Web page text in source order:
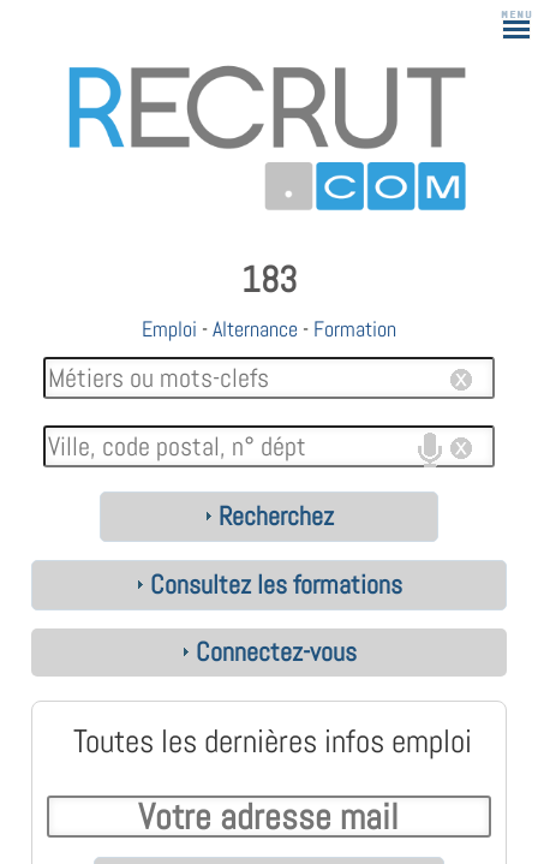
183
Emploi -Alternance - Formation
Recherchez
Consultez les formations
Connectez-vous
Toutes les dernières infos emploi